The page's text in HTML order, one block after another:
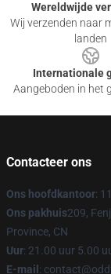
Wereldwijde
Wij verzenden naar
landen
Internationale
Aangeboden in het
Contacteer ons
Ons hoofdkantoor:
Ons pakhuis209,
Province, CN
Uur: 21.00 uur 5.00
E-mail :